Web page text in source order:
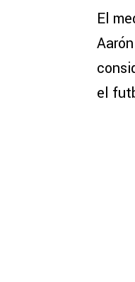
El
el